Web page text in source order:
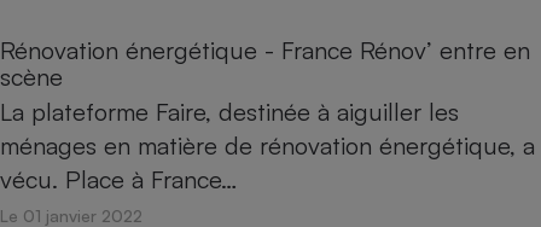
Rénovation énergétique - France Rénov’ entre en
scène
La plateforme Faire, destinée à aiguiller les
ménages en matière de rénovation énergétique, a
vécu. Place à France…
Le 01 janvier 2022